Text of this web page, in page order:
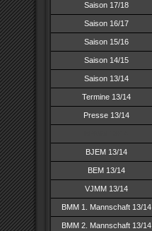
Saison 17/18
Saison 16/17
Saison 15/16
Saison 14/15
Saison 13/14
Termine 13/14
Presse 13/14
BJEM 13/14
BEM 13/14
VJMM 13/14
BMM 1. Mannschaft 13/14
BMM 2. Mannschaft 13/14